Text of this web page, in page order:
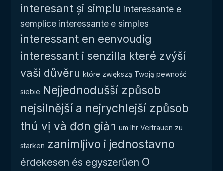
interesant și simplu interessante e
semplice interessante e simples
interessant en eenvoudig
interessant i senzilla které zvýší
vaši důvěru które zwiększą Twoją pewność
siebie Nejjednodušší způsob
nejsilnější a nejrychlejší způsob
thú vị và đơn giản um Ihr Vertrauen zu
stärken zanimljivo i jednostavno
érdekesen és egyszerűen Ο